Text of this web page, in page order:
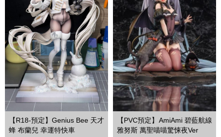
【R18-預定】Genius Bee 天才
蜂 布蘭兒 幸運特快車
【PVC預定】AmiAmi 碧藍航線
雅努斯 萬聖喵喵驚悚夜Ver